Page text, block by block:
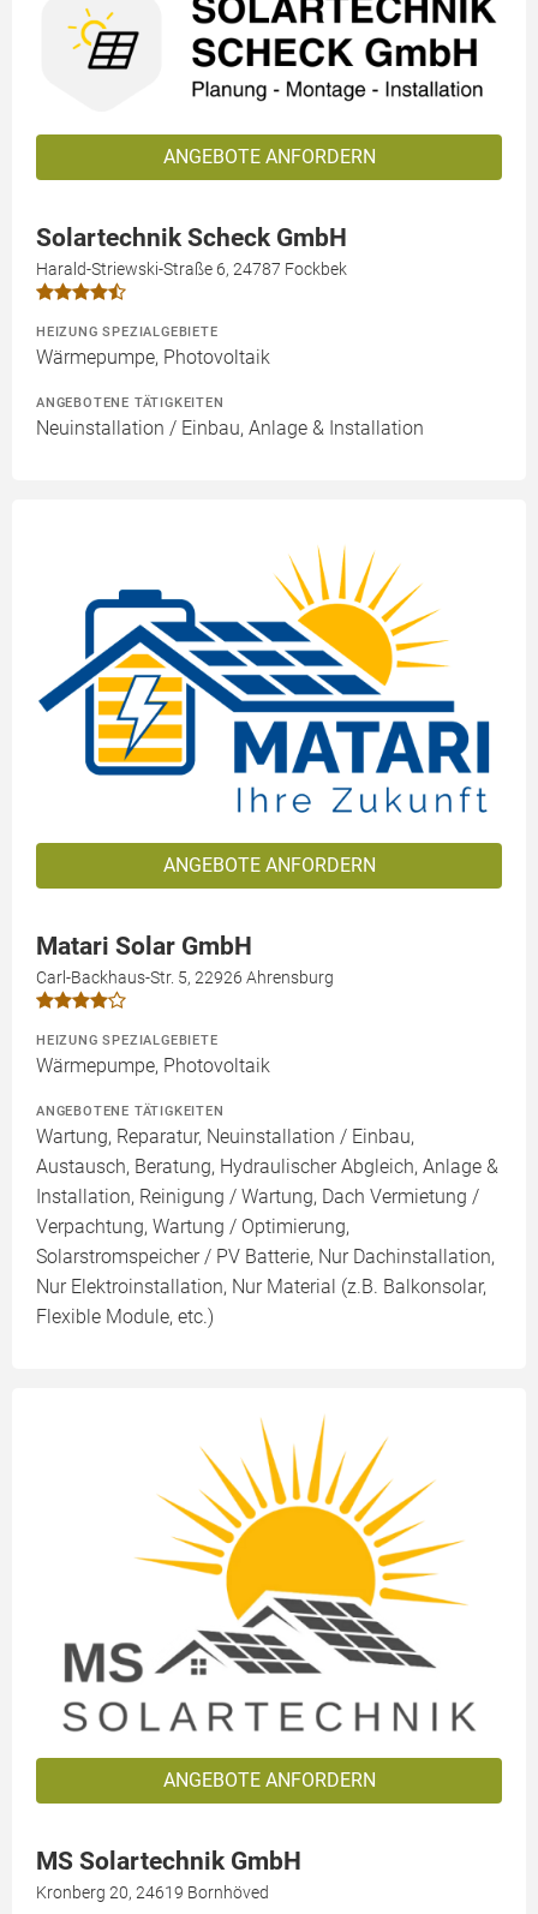
ANGEBOTE ANFORDERN
Solartechnik Scheck GmbH
Harald-Striewski-Straße 6, 24787 Fockbek
HEIZUNG SPEZIALGEBIETE
Wärmepumpe, Photovoltaik
ANGEBOTENE TÄTIGKEITEN
Neuinstallation / Einbau, Anlage & Installation
ANGEBOTE ANFORDERN
Matari Solar GmbH
Carl-Backhaus-Str. 5, 22926 Ahrensburg
HEIZUNG SPEZIALGEBIETE
Wärmepumpe, Photovoltaik
ANGEBOTENE TÄTIGKEITEN
Wartung, Reparatur, Neuinstallation / Einbau,
Austausch, Beratung, Hydraulischer Abgleich, Anlage &
Installation, Reinigung / Wartung, Dach Vermietung /
Verpachtung, Wartung / Optimierung,
Solarstromspeicher / PV Batterie, Nur Dachinstallation,
Nur Elektroinstallation, Nur Material (z.B. Balkonsolar,
Flexible Module, etc.)
ANGEBOTE ANFORDERN
MS Solartechnik GmbH
Kronberg 20, 24619 Bornhöved